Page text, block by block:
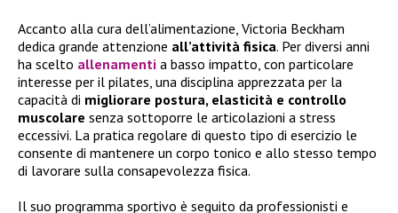
Accanto alla cura dell’alimentazione, Victoria Beckham
dedica grande attenzione all’attività fisica. Per diversi anni
ha scelto allenamenti a basso impatto, con particolare
interesse per il pilates, una disciplina apprezzata per la
capacità di migliorare postura, elasticità e controllo
muscolare senza sottoporre le articolazioni a stress
eccessivi. La pratica regolare di questo tipo di esercizio le
consente di mantenere un corpo tonico e allo stesso tempo
di lavorare sulla consapevolezza fisica.
Il suo programma sportivo è seguito da professionisti e